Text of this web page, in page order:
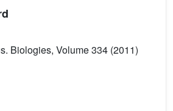
Biologies, Volume 334 (2011)